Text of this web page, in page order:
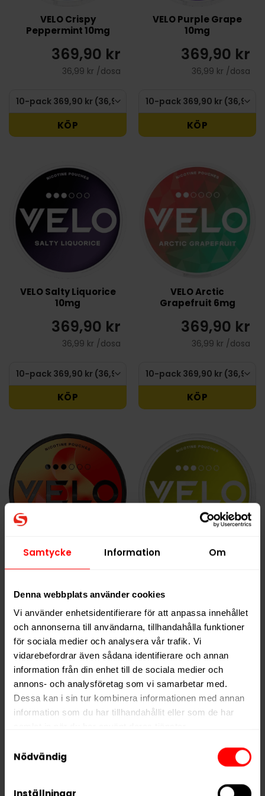
Samtycke Information Om
Denna webbplats använder cookies
Vi använder enhetsidentifierare för att anpassa innehållet
och annonserna till användarna, tillhandahålla funktioner
för sociala medier och analysera vår trafik. Vi
vidarebefordrar även sådana identifierare och annan
information från din enhet till de sociala medier och
annons- och analysföretag som vi samarbetar med.
Dessa kan i sin tur kombinera informationen med annan
information som du har tillhandahållit eller som de har
We work with
who may receive and
Nödvändig
Inställningar
VELO Crispy
Peppermint 10mg
369,90 kr
36,99 kr /dosa
KÖP
VELO Purple Grape
10mg
369,90 kr
36,99 kr /dosa
KÖP
VELO Salty Liquorice
10mg
369,90 kr
36,99 kr /dosa
KÖP
VELO Arctic
Grapefruit 6mg
369,90 kr
36,99 kr /dosa
KÖP
369,90 kr
36,99 kr /dosa
KÖP
36,99 kr /dosa
KÖP